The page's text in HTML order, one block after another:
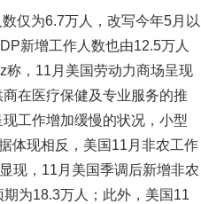
仅为6.7万人，改写今年5月以
新增工作人数也由12.5万人
称，11月美国劳动力商场呈现
在医疗保健及专业服务的推
工作增加缓慢的状况，小型
体现相反，美国11月非农工作
现，11月美国季调后新增非农
为18.3万人；此外，美国11